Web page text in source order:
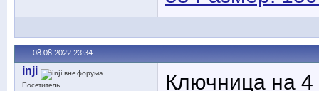
08.08.2022 23:34
inji
Посетитель
Ключница на